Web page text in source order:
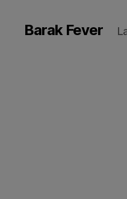
Barak Fever